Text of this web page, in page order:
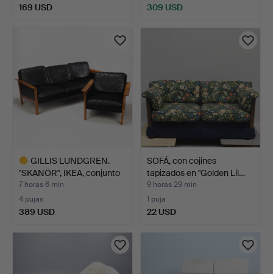
169 USD 309 USD
GILLIS LUNDGREN.
"SKANÖR", IKEA, conjunto
…
7 horas 6 min
4 pujas
389 USD
SOFÁ, con cojines
tapizados en "Golden Lil…
9 horas 29 min
1 puja
22 USD